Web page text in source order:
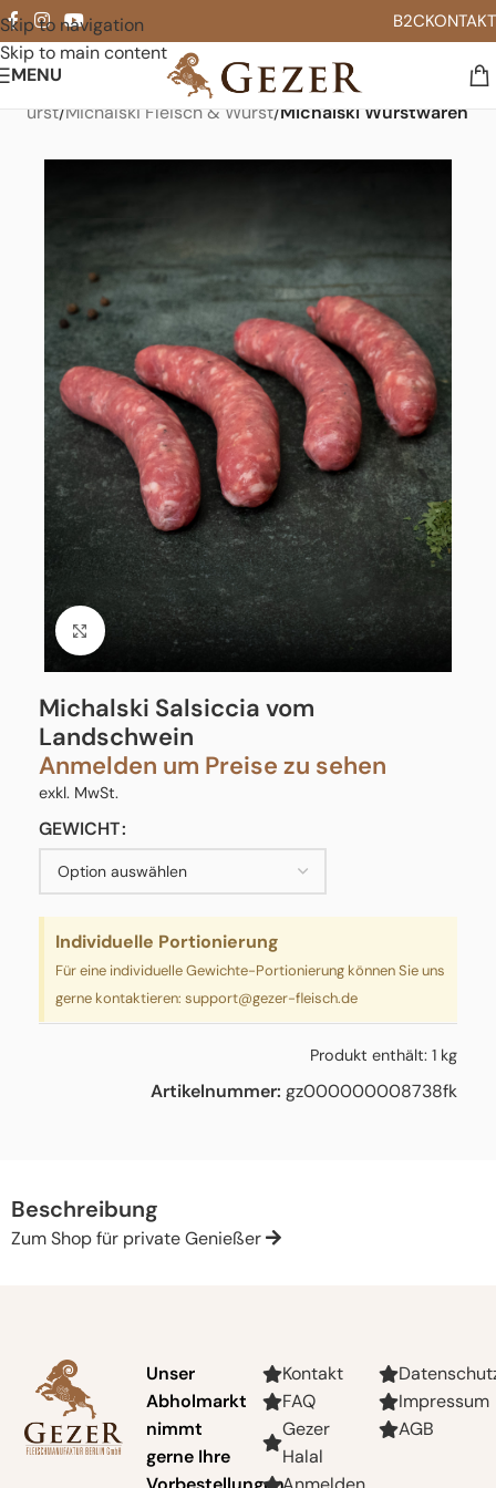
Skip to navigation
Skip to main content
B2CKONTAKT
MENU
Wurst Michalski Fleisch & Wurst Michalski Wurstwaren
Click to enlarge
Michalski Salsiccia vom
Landschwein
Anmelden um Preise zu sehen
exkl. MwSt.
GEWICHT
Individuelle Portionierung
Für eine individuelle Gewichte-Portionierung können Sie uns
gerne kontaktieren: support@gezer-fleisch.de
Produkt enthält: 1 kg
Artikelnummer: gz000000008738fk
Beschreibung
Zum Shop für private Genießer
Unser
Abholmarkt
nimmt
gerne Ihre
Kontakt
FAQ
Gezer
Halal
Impressum
AGB